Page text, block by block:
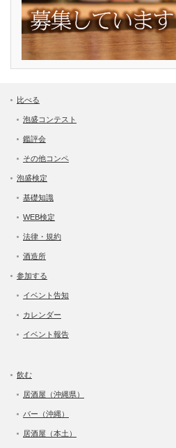
比べる
泡盛コンテスト
鑑評会
その他コンペ
泡盛検定
基礎知識
WEB検定
法律・規約
酒造所
参加する
イベント告知
カレンダー
イベント報告
飲む
居酒屋（沖縄県）
バー（沖縄）
居酒屋（本土）